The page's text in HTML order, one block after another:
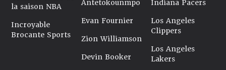
la saison NBA
Incroyable
Brocante Sports
Antetokounmpo
Evan Fournier
Zion Williamson
Devin Booker
Indiana Pacers
Los Angeles
Clippers
Los Angeles
Lakers